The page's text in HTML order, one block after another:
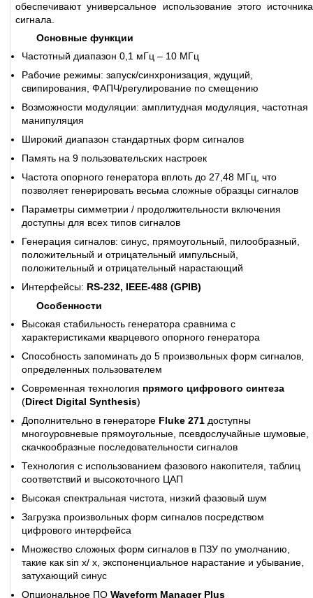
обеспечивают универсальное использование этого источника
сигнала.
Основные функции
Частотный диапазон 0,1 мГц – 10 МГц
Рабочие режимы: запуск/синхронизация, ждущий,
свипирования, ФАПЧ/регулирование по смещению
Возможности модуляции: амплитудная модуляция, частотная
манипуляция
Широкий диапазон стандартных форм сигналов
Память на 9 пользовательских настроек
Частота опорного генератора вплоть до 27,48 МГц, что
позволяет генерировать весьма сложные образцы сигналов
Параметры симметрии / продолжительности включения
доступны для всех типов сигналов
Генерация сигналов: синус, прямоугольный, пилообразный,
положительный и отрицательный импульсный,
положительный и отрицательный нарастающий
Интерфейсы: RS-232, IEEE-488 (GPIB)
Особенности
Высокая стабильность генератора сравнима с
характеристиками кварцевого опорного генератора
Способность запоминать до 5 произвольных форм сигналов,
определенных пользователем
Современная технология прямого цифрового синтеза
(Direct Digital Synthesis)
Дополнительно в генераторе Fluke 271 доступны
многоуровневые прямоугольные, псевдослучайные шумовые,
скачкообразные последовательности сигналов
Технология с использованием фазового накопителя, таблиц
соответствий и высокоточного ЦАП
Высокая спектральная чистота, низкий фазовый шум
Загрузка произвольных форм сигналов посредством
цифрового интерфейса
Множество сложных форм сигналов в ПЗУ по умолчанию,
такие как sin x/ x, экспоненциальное нарастание и убывание,
затухающий синус
Опциональное ПО Waveform Manager Plus